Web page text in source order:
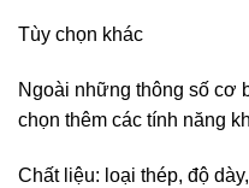
Tùy chọn khác
Ngoài những thông số cơ
chọn thêm các tính năng
Chất liệu: loại thép, độ